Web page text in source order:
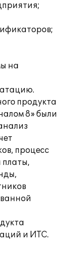
на
продукта
8» были
процесс
платы,
и ИТС.